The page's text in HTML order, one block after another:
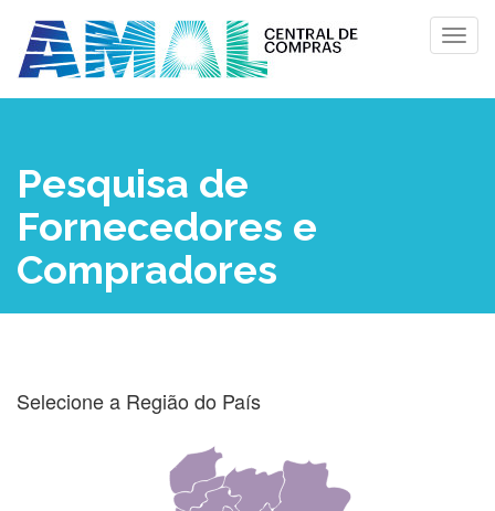
Pesquisa de
Fornecedores e
Compradores
Selecione a Região do País